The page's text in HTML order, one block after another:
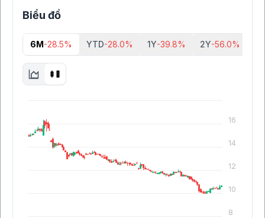
Biểu đồ
6M-28.5% YTD-28.0% 1Y-39.8% 2Y-56.0%
8
10
12
14
16